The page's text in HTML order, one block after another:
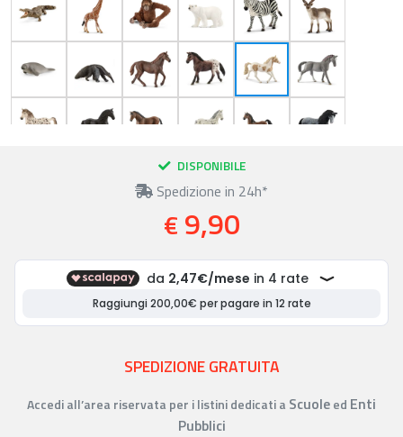
DISPONIBILE
Spedizione in 24h*
€ 9,90
SPEDIZIONE GRATUITA
Accedi all’area riservata per i listini dedicati a Scuoleed Enti
Pubblici